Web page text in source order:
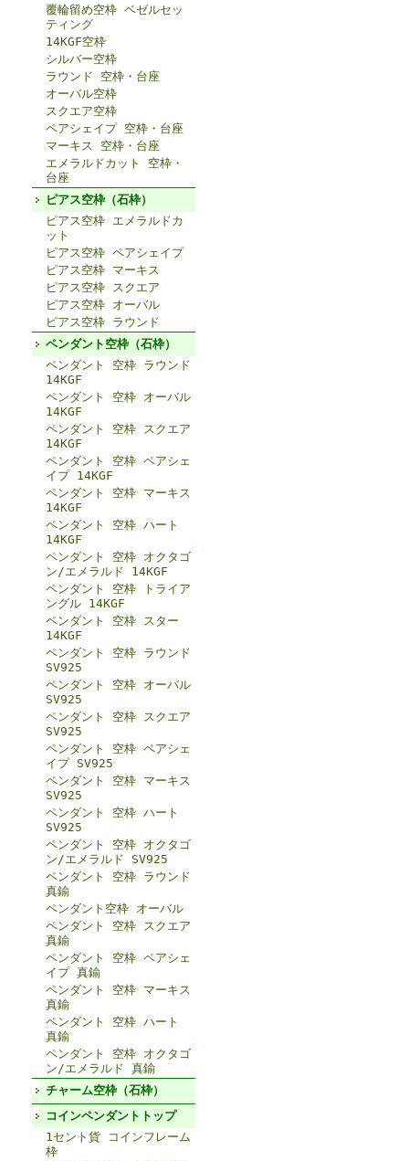
覆輪留め空枠 ベゼルセッ
ティング
14KGF空枠
シルバー空枠
ラウンド 空枠・台座
オーバル空枠
スクエア空枠
ペアシェイプ 空枠・台座
マーキス 空枠・台座
エメラルドカット 空枠・
台座
ピアス空枠（石枠）
ピアス空枠 エメラルドカ
ット
ピアス空枠 ペアシェイプ
ピアス空枠 マーキス
ピアス空枠 スクエア
ピアス空枠 オーバル
ピアス空枠 ラウンド
ペンダント空枠（石枠）
ペンダント 空枠 ラウンド
14KGF
ペンダント 空枠 オーバル
14KGF
ペンダント 空枠 スクエア
14KGF
ペンダント 空枠 ペアシェ
イプ 14KGF
ペンダント 空枠 マーキス
14KGF
ペンダント 空枠 ハート
14KGF
ペンダント 空枠 オクタゴ
ン/エメラルド 14KGF
ペンダント 空枠 トライア
ングル 14KGF
ペンダント 空枠 スター
14KGF
ペンダント 空枠 ラウンド
SV925
ペンダント 空枠 オーバル
SV925
ペンダント 空枠 スクエア
SV925
ペンダント 空枠 ペアシェ
イプ SV925
ペンダント 空枠 マーキス
SV925
ペンダント 空枠 ハート
SV925
ペンダント 空枠 オクタゴ
ン/エメラルド SV925
ペンダント 空枠 ラウンド
真鍮
ペンダント空枠 オーバル
ペンダント 空枠 スクエア
真鍮
ペンダント 空枠 ペアシェ
イプ 真鍮
ペンダント 空枠 マーキス
真鍮
ペンダント 空枠 ハート
真鍮
ペンダント 空枠 オクタゴ
ン/エメラルド 真鍮
チャーム空枠（石枠）
コインペンダントトップ
1セント貨 コインフレーム
枠